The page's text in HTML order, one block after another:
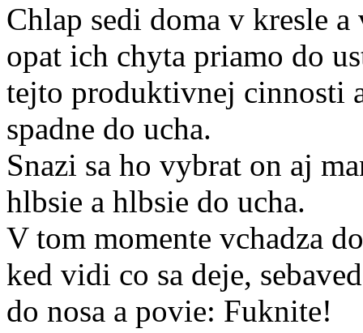
Chlap sedi doma v kresle
opat ich chyta priamo do
tejto produktivnej cinnosti
spadne do ucha.
Snazi sa ho vybrat on aj
hlbsie a hlbsie do ucha.
V tom momente vchadza
ked vidi co sa deje,
do nosa a povie: Fuknite!